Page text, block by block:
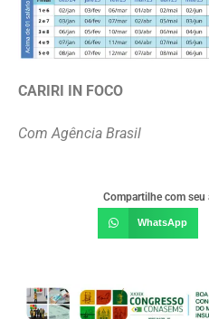
CARIRI IN FOCO
Com Agência Brasil
Compartilhe com
WhatsApp